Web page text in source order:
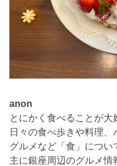
anon
とにかく食べることが大
日々の食べ歩きや料理
グルメなど「食」につい
主に銀座周辺のグルメ情